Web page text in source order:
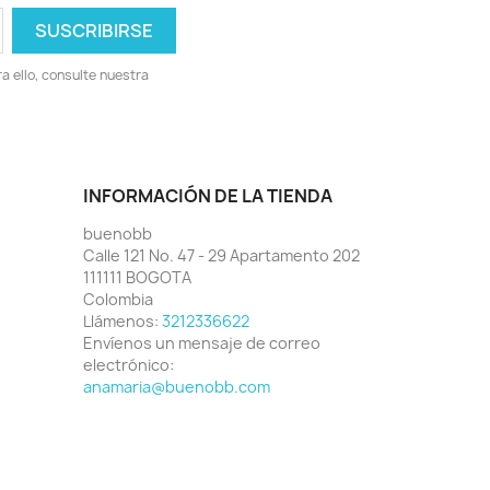
ello, consulte nuestra
INFORMACIÓN DE LA TIENDA
buenobb
Calle 121 No. 47 - 29 Apartamento 202
111111 BOGOTA
Colombia
Llámenos: 3212336622
Envíenos un mensaje de correo
electrónico:
anamaria@buenobb.com